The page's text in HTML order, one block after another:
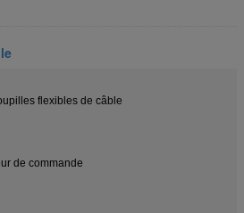
flexibles de câble
de commande